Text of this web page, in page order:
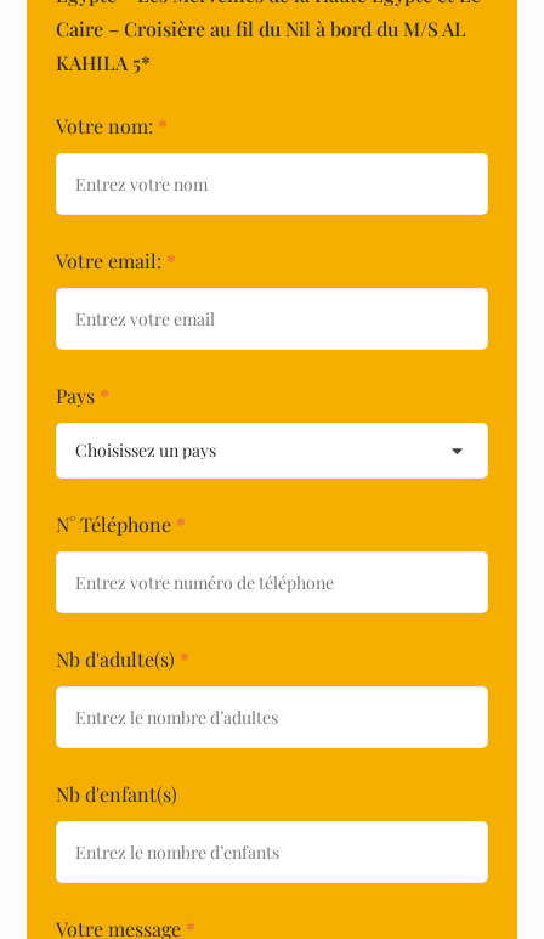
Caire – Croisière au fil du Nil à bord du M/S AL
KAHILA 5*
Votre nom: *
Votre email: *
Pays *
N° Téléphone *
Nb d'adulte(s) *
Nb d'enfant(s)
Votre message *